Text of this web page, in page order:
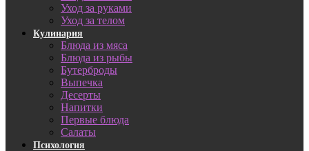
Уход за руками
Уход за телом
Кулинария
Блюда из мяса
Блюда из рыбы
Бутерброды
Выпечка
Десерты
Напитки
Первые блюда
Салаты
Психология